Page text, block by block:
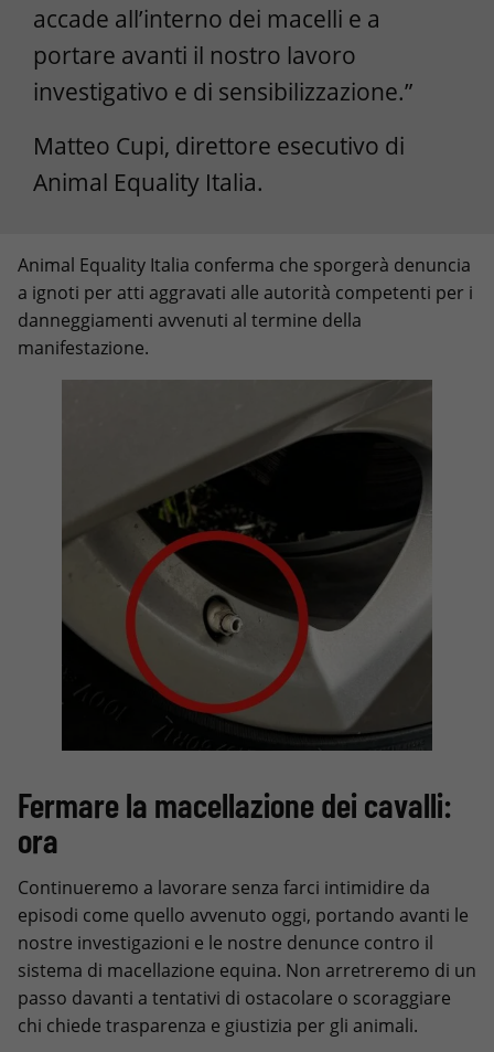
accade all’interno dei macelli e a
portare avanti il nostro lavoro
investigativo e di sensibilizzazione.”
Matteo Cupi, direttore esecutivo di
Animal Equality Italia.
Animal Equality Italia conferma che sporgerà denuncia
a ignoti per atti aggravati alle autorità competenti per i
danneggiamenti avvenuti al termine della
manifestazione.
Fermare la macellazione dei cavalli:
ora
Continueremo a lavorare senza farci intimidire da
episodi come quello avvenuto oggi, portando avanti le
nostre investigazioni e le nostre denunce contro il
sistema di macellazione equina. Non arretreremo di un
passo davanti a tentativi di ostacolare o scoraggiare
chi chiede trasparenza e giustizia per gli animali.